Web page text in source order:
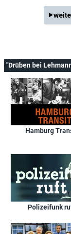
"Drüben bei
Hamburg
Polizeifunk